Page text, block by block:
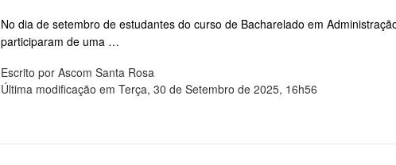
No dia de setembro de estudantes do curso de Bacharelado em
participaram de uma …
Escrito por Ascom Santa Rosa
Última modificação em Terça, 30 de Setembro de 2025, 16h56